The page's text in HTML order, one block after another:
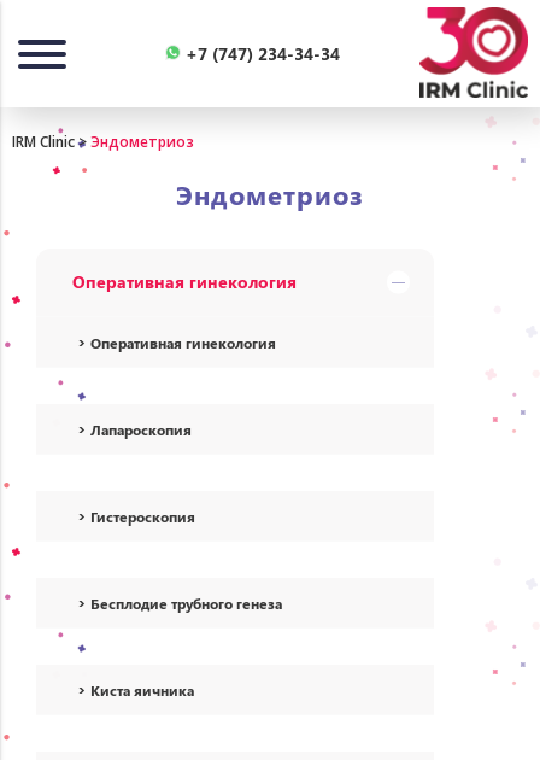
+7 (747) 234-34-34
IRM Clinic>Эндометриоз
Эндометриоз
Оперативная гинекология
Оперативная гинекология
Лапароскопия
Гистероскопия
Бесплодие трубного генеза
Киста яичника